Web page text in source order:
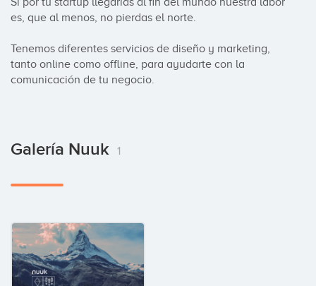
es, que al menos, no pierdas el norte.
Tenemos diferentes servicios de diseño y marketing,
tanto online como offline, para ayudarte con la
comunicación de tu negocio.
Galería Nuuk 1